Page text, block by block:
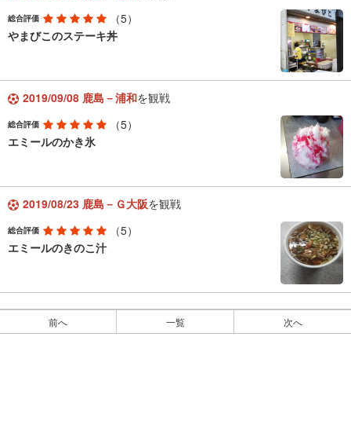
総合評価
（5）
やまびこのステーキ丼
2019/09/08 鹿島－浦和を観戦
総合評価
（5）
エミールのかき氷
2019/08/23 鹿島－Ｇ大阪を観戦
総合評価
（5）
エミールのきのこ汁
前へ 一覧 次へ